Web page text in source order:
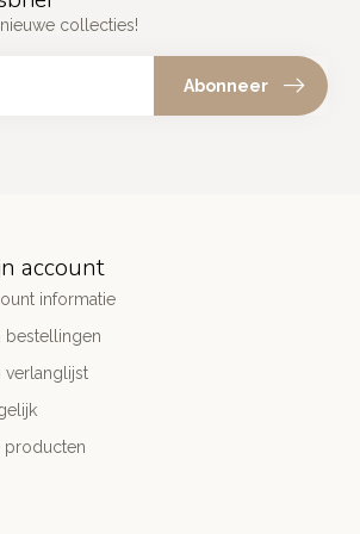
collecties!
Abonneer
account
informatie
bestellingen
verlanglijst
producten